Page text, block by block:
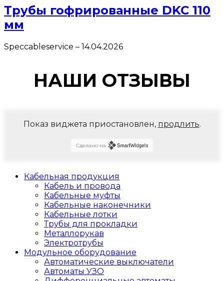
Трубы гофрированные DKC 110
мм
Speccableservice – 14.04.2026
НАШИ ОТЗЫВЫ
Показ виджета приостановлен, продлить.
Сделано на
Кабельная продукция
Кабель и провода
Кабельные муфты
Кабельные наконечники
Кабельные лотки
Трубы для прокладки
Металлорукав
Электротрубы
Модульное оборудование
Автоматические выключатели
Автоматы УЗО